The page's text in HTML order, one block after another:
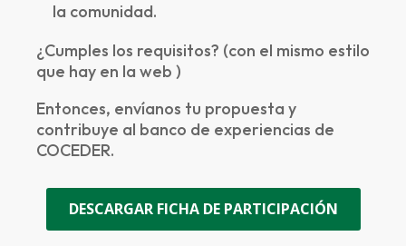
la comunidad.
¿Cumples los requisitos? (con el mismo estilo
que hay en la web )
Entonces, envíanos tu propuesta y
contribuye al banco de experiencias de
COCEDER.
DESCARGAR FICHA DE PARTICIPACIÓN